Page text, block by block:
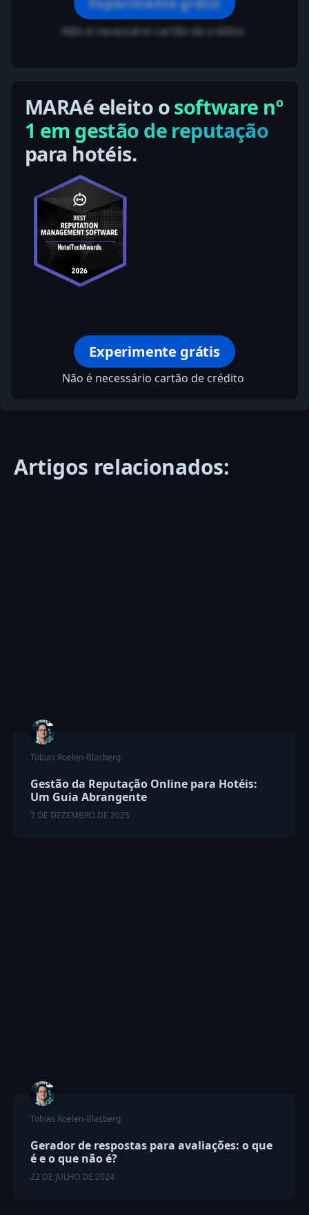
Não é necessário cartão de crédito
MARAé eleito osoftware nº
1 em gestão de reputação
para hotéis.
Experimente grátis
Não é necessário cartão de crédito
Artigos relacionados:
Tobias Roelen-Blasberg
Gestão da Reputação Online para Hotéis:
Um Guia Abrangente
7 DE DEZEMBRO DE 2025
Tobias Roelen-Blasberg
Gerador de respostas para avaliações: o que
é e o que não é?
22 DE JULHO DE 2024